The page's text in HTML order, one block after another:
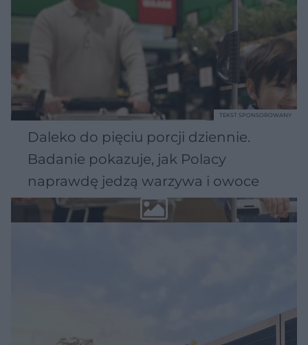
Daleko do pięciu porcji dziennie.
Badanie pokazuje, jak Polacy
naprawdę jedzą warzywa i owoce
TEKST SPONSOROWANY